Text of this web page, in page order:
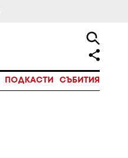
ПОДКАСТИ СЪБИТИЯ